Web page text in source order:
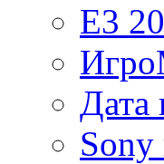
E3
Дата
Sony